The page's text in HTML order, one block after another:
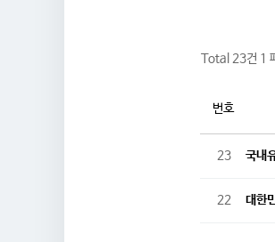
Total 23건 1
번호
23 국내
22 대한